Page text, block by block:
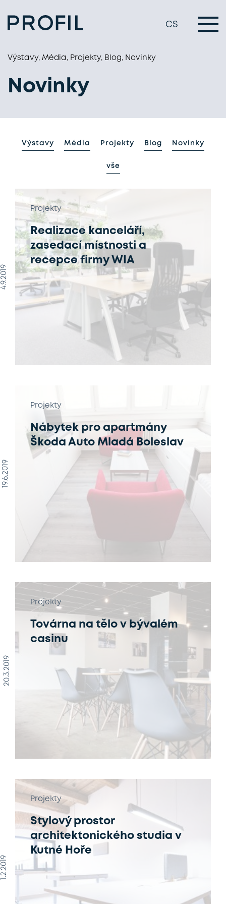
CS
Výstavy, Média, Projekty, Blog, Novinky
Novinky
Výstavy Média Projekty Blog Novinky
vše
Projekty
Realizace kanceláří,
zasedací místnosti a
recepce firmy WIA
4.9.2019
Projekty
Nábytek pro apartmány
Škoda Auto Mladá Boleslav
19.6.2019
Projekty
Továrna na tělo v bývalém
casinu
20.3.2019
Projekty
Stylový prostor
architektonického studia v
Kutné Hoře
1.2.2019